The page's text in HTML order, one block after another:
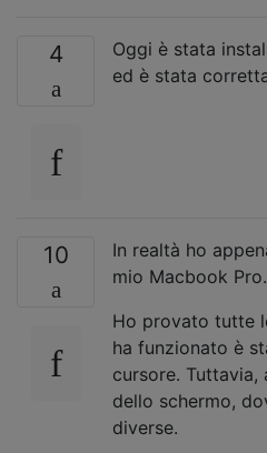
4
Oggi è stata
ed è stata
10
In realtà ho
mio Macbook Pro.
Ho provato tutte
ha funzionato è
cursore. Tuttavia,
dello schermo,
diverse.